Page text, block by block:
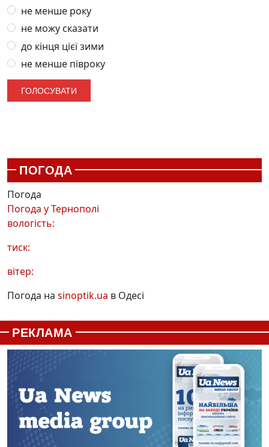
не менше року
не можу сказати
до кінця цієї зими
не менше півроку
ПОГОДА
Погода
Погода уТернополі
вологість:
тиск:
вітер:
Погода на sinoptik.ua в Одесі
РЕКЛАМА